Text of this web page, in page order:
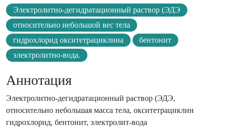
Электролитно-дегидратационный раствор (ЭДЭ
относительно небольшой вес тела
гидрохлорид окситетрациклина
бентонит
электролитно-вода.
Аннотация
Электролитно-дегидратационный раствор (ЭДЭ,
относительно небольшая масса тела, окситетрациклин
гидрохлорид, бентонит, электролит-вода